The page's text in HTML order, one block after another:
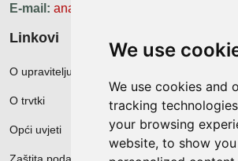
We use
We use cookies and
tracking
your browsing
website, to show you
E-mail: ana.zunec@ac-group.hr
Linkovi
O upravitelju web portala
O trvtki
Opći uvjeti